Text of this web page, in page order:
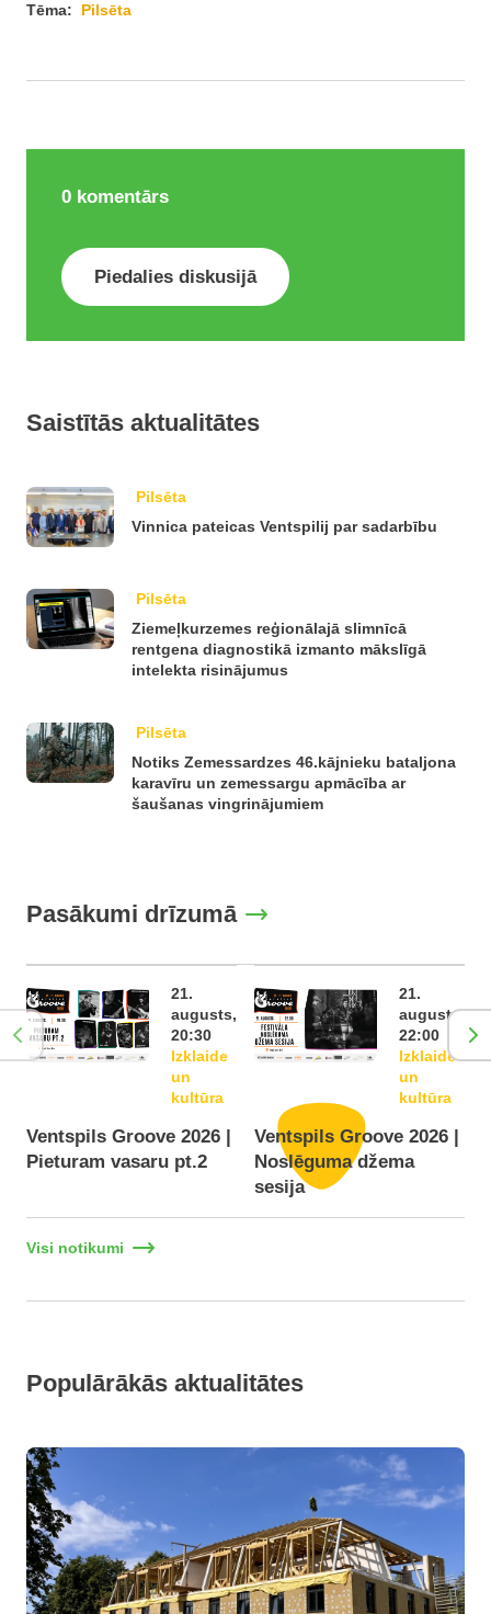
Tēma: Pilsēta
0 komentārs
Piedalies diskusijā
Saistītās aktualitātes
Pilsēta
Vinnica pateicas Ventspilij par sadarbību
Pilsēta
Ziemeļkurzemes reģionālajā slimnīcā
rentgena diagnostikā izmanto mākslīgā
intelekta risinājumus
Pilsēta
Notiks Zemessardzes 46.kājnieku bataljona
karavīru un zemessargu apmācība ar
šaušanas vingrinājumiem
Pasākumi drīzumā
21.
augusts,
20:30
Izklaide
un
kultūra
Ventspils Groove 2026 |
Pieturam vasaru pt.2
21.
augusts,
22:00
Izklaide
un
kultūra
Ventspils Groove 2026 |
Noslēguma džema
sesija
Visi notikumi
Populārākās aktualitātes